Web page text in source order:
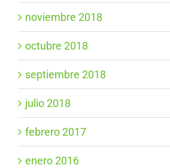
noviembre 2018
octubre 2018
septiembre 2018
julio 2018
febrero 2017
enero 2016